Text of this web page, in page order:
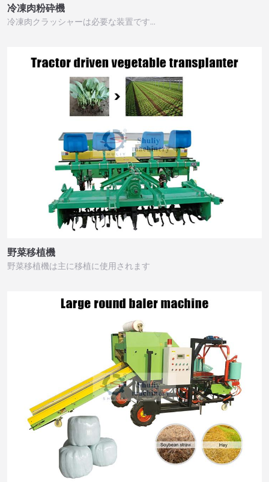
冷凍肉粉砕機
冷凍肉クラッシャーは必要な装置です…
野菜移植機
野菜移植機は主に移植に使用されます